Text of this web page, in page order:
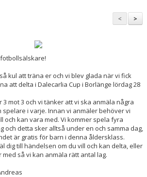
>
<
kul att träna er och vi blev glada när vi fick
att delta i Dalecarlia Cup i Borlänge lördag 28
mot 3 och vi tänker att vi ska anmäla några
spelare i varje. Innan vi anmäler behöver vi
och kan vara med. Vi kommer spela fyra
och detta sker alltså under en och samma dag,
är gratis för barn i denna åldersklass.
dig till händelsen om du vill och kan delta, eller
så vi kan anmäla rätt antal lag.